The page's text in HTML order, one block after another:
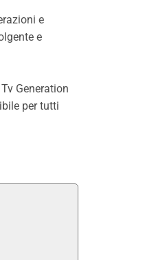
e
e
Generation
per tutti